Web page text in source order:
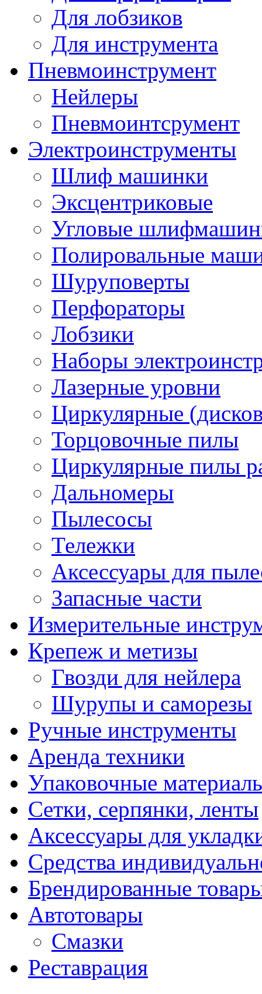
Для лобзиков
Для инструмента
Пневмоинструмент
Нейлеры
Пневмоинтсрумент
Электроинструменты
Шлиф машинки
Эксцентриковые
Угловые
Полировальные
Шуруповерты
Перфораторы
Лобзики
Наборы
Лазерные уровни
Циркулярные
Торцовочные пилы
Циркулярные пилы
Дальномеры
Пылесосы
Тележки
Аксессуары для
Запасные части
Измерительные
Крепеж и метизы
Гвозди для нейлера
Шурупы и саморезы
Ручные инструменты
Аренда техники
Упаковочные
Сетки, серпянки, ленты
Аксессуары для
Средства
Брендированные
Автотовары
Смазки
Реставрация